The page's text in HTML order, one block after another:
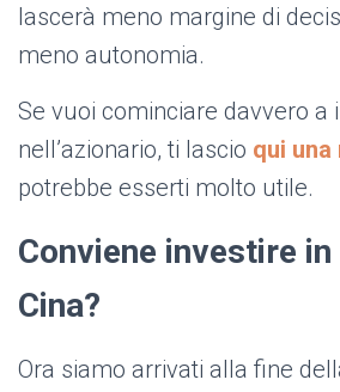
lascerà meno margine di
meno autonomia.
Se vuoi cominciare davvero a
nell’azionario, ti lascio qui
potrebbe esserti molto utile.
Conviene investire
Cina?
Ora siamo arrivati alla fine